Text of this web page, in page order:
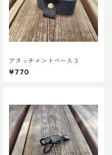
アタッチメントベース３
¥770